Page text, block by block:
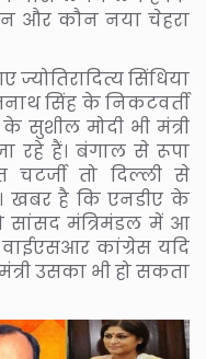
और कौन नया चेहरा
सिंधिया
सिंह के निकटवर्ती
के सुशील मोदी भी मंत्री
रहे हैं। बंगाल से रूपा
तो दिल्ली से
खबर है कि एनडीए के
मंत्रिमंडल में आ
कांग्रेस यदि
उसका भी हो सकता